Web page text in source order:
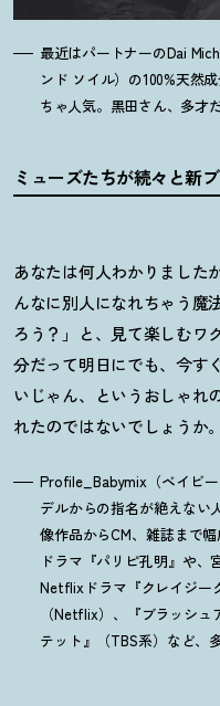
最近はパートナーのDai
ンド ソイル）の100%天然
ちゃ人気。黒田さん、多才
ミューズたちが続々と新
あなたは何人わかりました
んなに別人になれちゃう魔法
ろう？」と、見て楽しむワ
分だって明日にでも、今す
いじゃん、というおしゃれ
れたのではないでしょうか。
Profile_Babymix（ベイビ
デルからの指名が絶えない
像作品からCM、雑誌まで
ドラマ『パリピ孔明』や、
Netflixドラマ『クレイジー
（Netflix）、『ブラッシ
テット』（TBS系）など、